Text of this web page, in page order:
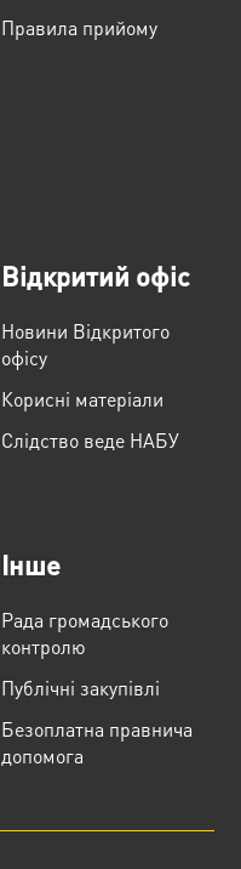
Правила прийому
Відкритий офіс
Новини Відкритого
офісу
Корисні матеріали
Слідство веде НАБУ
Інше
Рада громадського
контролю
Публічні закупівлі
Безоплатна правнича
допомога